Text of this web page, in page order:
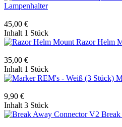
Lampenhalter
45,00 €
Inhalt 1 Stück
Razor Helm
35,00 €
Inhalt 1 Stück
9,90 €
Inhalt 3 Stück